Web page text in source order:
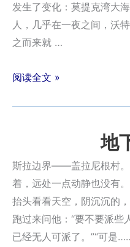
发生了变化：莫提克湾大
人，几乎在一夜之间，沃
之而来就 …
阅读全文 »
地
斯拉边界——盖拉尼根村。
着，远处一点动静也没有
抬头看看天空，阴沉沉的
跑过来问他：“要不要派些
已经无人可派了。”“可是